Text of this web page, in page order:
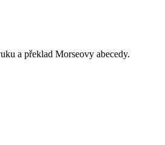
a překlad Morseovy abecedy.